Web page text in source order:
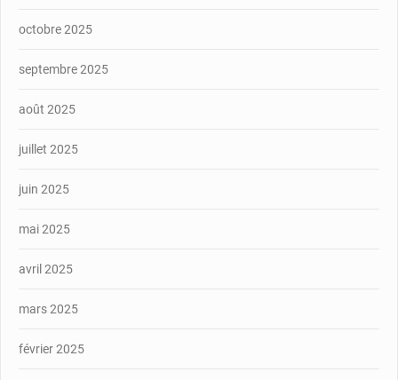
octobre 2025
septembre 2025
août 2025
juillet 2025
juin 2025
mai 2025
avril 2025
mars 2025
février 2025